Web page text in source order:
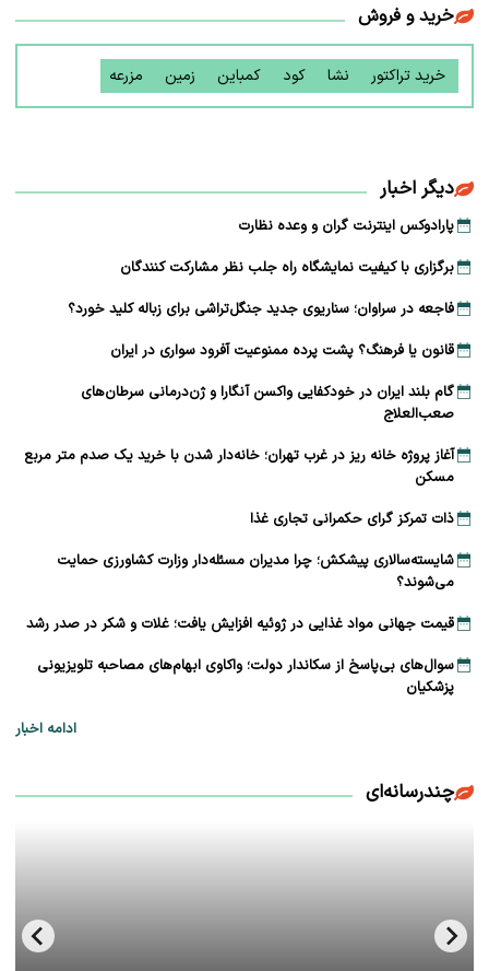
خرید و فروش
خرید تراکتور نشا کود کمباین زمین مزرعه
دیگر اخبار
پارادوکس اینترنت گران و وعده نظارت
برگزاری با کیفیت نمایشگاه راه جلب نظر مشارکت‌ کنندگان
فاجعه در سراوان؛ سناریوی جدید جنگل‌تراشی برای زباله کلید خورد؟
قانون یا فرهنگ؟ پشت پرده ممنوعیت آفرود سواری در ایران
گام بلند ایران در خودکفایی واکسن آنگارا و ژن‌درمانی سرطان‌های
صعب‌العلاج
آغاز پروژه خانه ریز در غرب تهران؛ خانه‌دار شدن با خرید یک صدم متر مربع
مسکن
ذات تمرکز گرای حکمرانی تجاری غذا
شایسته‌سالاری پیشکش؛ چرا مدیران مسئله‌دار وزارت کشاورزی حمایت
می‌شوند؟
قیمت جهانی مواد غذایی در ژوئیه افزایش یافت؛ غلات و شکر در صدر رشد
سوال‌های بی‌پاسخ از سکاندار دولت؛ واکاوی ابهام‌های مصاحبه تلویزیونی
پزشکیان
ادامه اخبار
چندرسانه‌ای